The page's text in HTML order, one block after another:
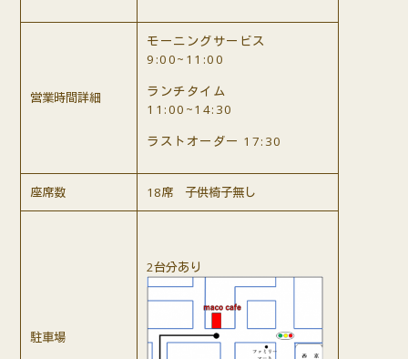
営業時間詳細
モーニングサービス
9:00~11:00
ランチタイム
11:00~14:30
ラストオーダー 17:30
座席数 18席 子供椅子無し
駐車場
2台分あり